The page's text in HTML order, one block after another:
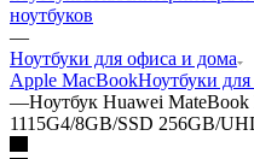
ноутбуков
—
Ноутбуки для офиса и дома
Apple MacBookНоутбуки для
—Ноутбук Huawei
1115G4/8GB/SSD 256GB/